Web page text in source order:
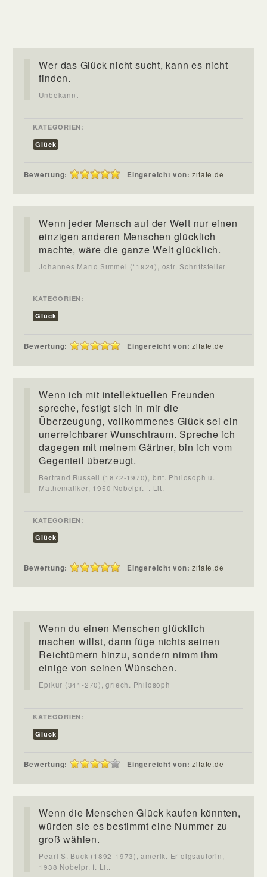
Wer das Glück nicht sucht, kann es nicht
finden.
Unbekannt
KATEGORIEN:
Glück
Bewertung: Eingereicht von:zitate.de
Wenn jeder Mensch auf der Welt nur einen
einzigen anderen Menschen glücklich
machte, wäre die ganze Welt glücklich.
Johannes Mario Simmel (*1924), östr. Schriftsteller
KATEGORIEN:
Glück
Bewertung: Eingereicht von:zitate.de
Wenn ich mit intellektuellen Freunden
spreche, festigt sich in mir die
Überzeugung, vollkommenes Glück sei ein
unerreichbarer Wunschtraum. Spreche ich
dagegen mit meinem Gärtner, bin ich vom
Gegenteil überzeugt.
Bertrand Russell (1872-1970), brit. Philosoph u.
Mathematiker, 1950 Nobelpr. f. Lit.
KATEGORIEN:
Glück
Bewertung: Eingereicht von:zitate.de
Wenn du einen Menschen glücklich
machen willst, dann füge nichts seinen
Reichtümern hinzu, sondern nimm ihm
einige von seinen Wünschen.
Epikur (341-270), griech. Philosoph
KATEGORIEN:
Glück
Bewertung: Eingereicht von:zitate.de
Wenn die Menschen Glück kaufen könnten,
würden sie es bestimmt eine Nummer zu
groß wählen.
Pearl S. Buck (1892-1973), amerik. Erfolgsautorin,
1938 Nobelpr. f. Lit.